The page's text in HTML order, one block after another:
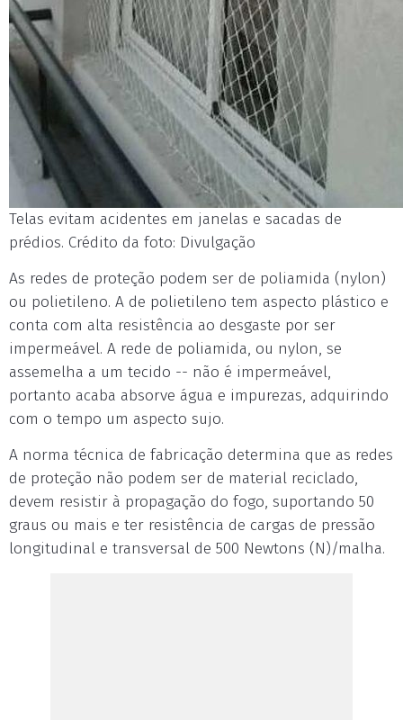
Telas evitam acidentes em janelas e sacadas de
prédios. Crédito da foto: Divulgação
As redes de proteção podem ser de poliamida (nylon)
ou polietileno. A de polietileno tem aspecto plástico e
conta com alta resistência ao desgaste por ser
impermeável. A rede de poliamida, ou nylon, se
assemelha a um tecido -- não é impermeável,
portanto acaba absorve água e impurezas, adquirindo
com o tempo um aspecto sujo.
A norma técnica de fabricação determina que as redes
de proteção não podem ser de material reciclado,
devem resistir à propagação do fogo, suportando 50
graus ou mais e ter resistência de cargas de pressão
longitudinal e transversal de 500 Newtons (N)/malha.